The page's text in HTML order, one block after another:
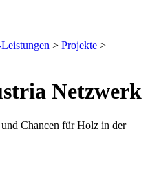
> Projekte >
Netzwerk
Chancen für Holz in der